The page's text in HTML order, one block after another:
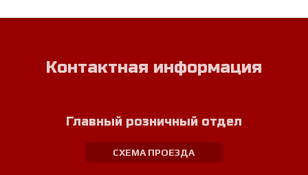
Контактная информация
Главный розничный отдел
СХЕМА ПРОЕЗДА